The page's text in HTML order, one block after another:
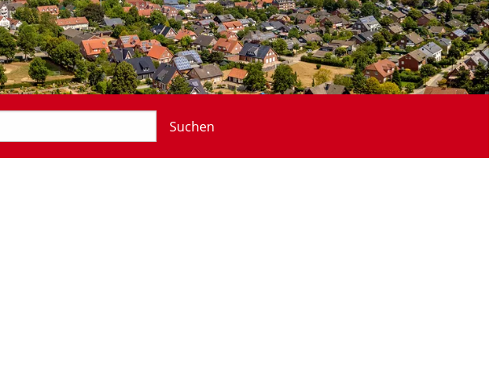
Suchen